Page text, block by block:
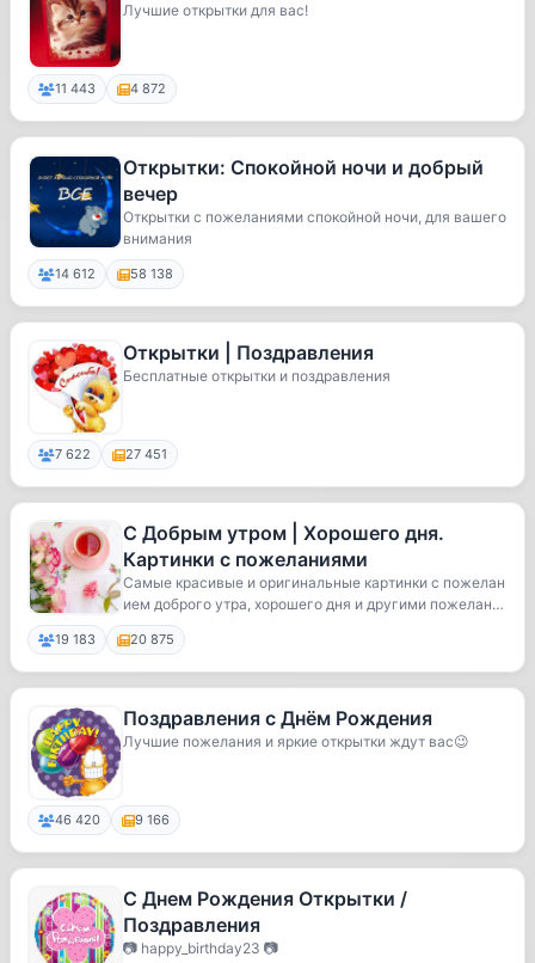
Лучшие открытки для вас!
11 443 4 872
Открытки: Спокойной ночи и добрый
вечер
Открытки с пожеланиями спокойной ночи, для вашего
внимания
14 612 58 138
Открытки | Поздравления
Бесплатные открытки и поздравления
7 622 27 451
С Добрым утром | Хорошего дня.
Картинки с пожеланиями
Самые красивые и оригинальные картинки с пожелан
ием доброго утра, хорошего дня и другими пожелан
и...
19 183 20 875
Поздравления с Днём Рождения
Лучшие пожелания и яркие открытки ждут вас😉
46 420 9 166
С Днем Рождения Открытки /
Поздравления
📷 happy_birthday23 📷